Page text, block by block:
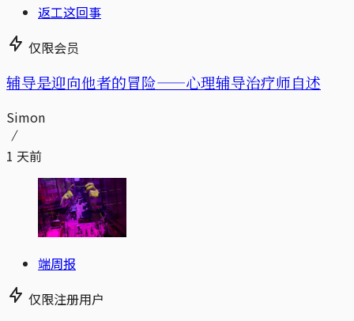
返工这回事
仅限会员
辅导是迎向他者的冒险——心理辅导治疗师自述
Simon
1 天前
端周报
仅限注册用户